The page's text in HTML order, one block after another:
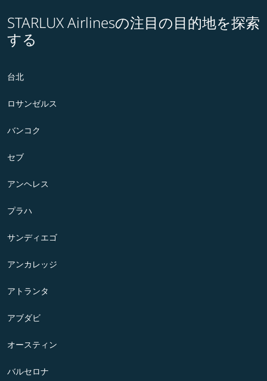
STARLUX Airlinesの注目の目的地を探索
する
台北
ロサンゼルス
バンコク
セブ
アンヘレス
プラハ
サンディエゴ
アンカレッジ
アトランタ
アブダビ
オースティン
バルセロナ